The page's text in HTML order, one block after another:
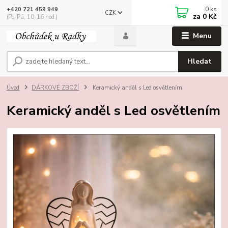
Menu
CZK
Hledat
+420 721 459 949
(Po-Pá, 10-16 hod.)
0 ks
za 0 Kč
Úvod DÁRKOVÉ ZBOŽÍ Keramický anděl s Led osvětlením
Keramický anděl s Led osvětlením